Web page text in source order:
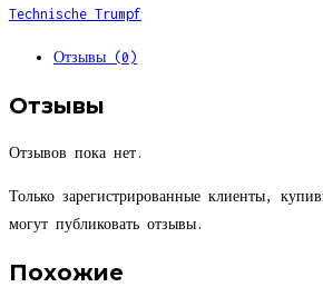
битумных
насекомых
следов
CUT05/34
Technische Trumpf
Отзывы (0)
Отзывы
Отзывов пока нет.
Только зарегистрированные клиенты,
могут публиковать отзывы.
Похожие